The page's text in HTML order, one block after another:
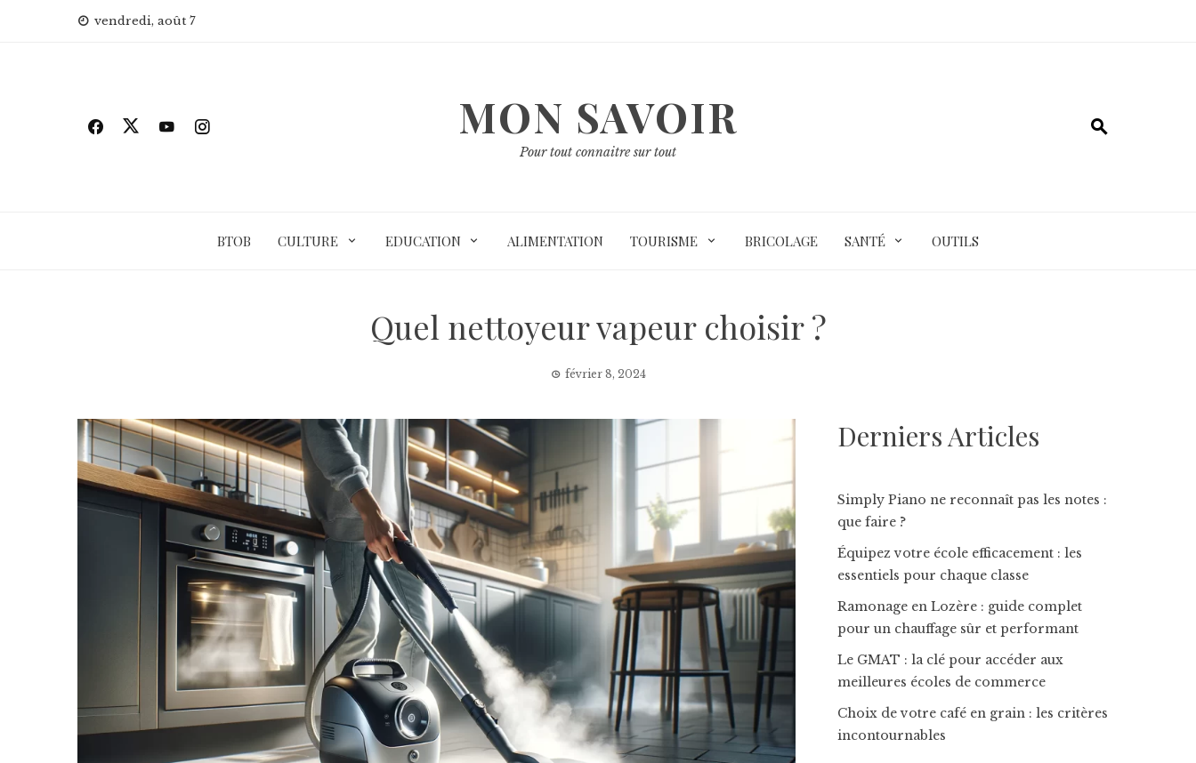
vendredi, août 7
MON SAVOIR
Pour tout connaitre sur tout
BTOB CULTURE EDUCATION ALIMENTATION TOURISME BRICOLAGE SANTÉ OUTILS
Quel nettoyeur vapeur choisir ?
février 8, 2024
Derniers Articles
Simply Piano ne reconnaît pas les notes :
que faire ?
Équipez votre école efficacement : les
essentiels pour chaque classe
Ramonage en Lozère : guide complet
pour un chauffage sûr et performant
Le GMAT : la clé pour accéder aux
meilleures écoles de commerce
Choix de votre café en grain : les critères
incontournables